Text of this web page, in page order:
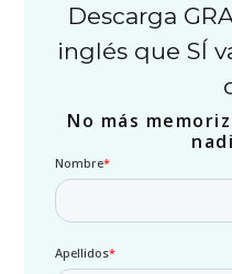
Descarga
inglés que SÍ
No más